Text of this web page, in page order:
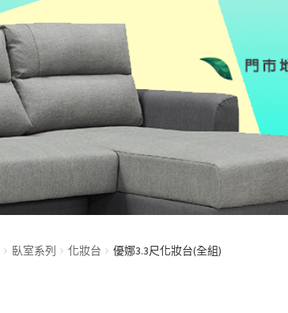
臥室系列 化妝台 優娜3.3尺化妝台(全組)